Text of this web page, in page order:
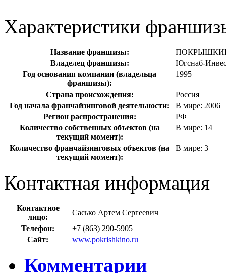
Характеристики
Название франшизы:
Владелец франшизы:
Югснаб-
Год основания компании (владельца
франшизы):
1995
Страна происхождения:
Россия
Год начала франчайзинговой деятельности:
В мире: 2006
Регион распространения:
РФ
Количество собственных объектов (на
текущий момент):
В мире: 14
Количество франчайзинговых объектов (на
текущий момент):
В мире: 3
Контактная информация
Контактное
лицо:
Сасько Артем Сергеевич
Телефон:
+7 (863) 290-5905
Сайт:
www.pokrishkino.ru
Комментарии